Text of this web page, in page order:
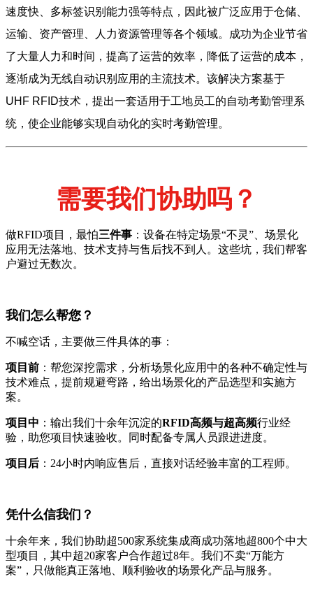
速度快、多标签识别能力强等特点，因此被广泛应用于仓储、
运输、资产管理、人力资源管理等各个领域。成功为企业节省
了大量人力和时间，提高了运营的效率，降低了运营的成本，
逐渐成为无线自动识别应用的主流技术。该解决方案基于
UHF RFID技术，提出一套适用于工地员工的自动考勤管理系
统，使企业能够实现自动化的实时考勤管理。
需要我们协助吗？
做RFID项目，最怕三件事 ：设备在特定场景“不灵”、场景化
应用无法落地、技术支持与售后找不到人。这些坑，我们帮客
户避过无数次。
我们怎么帮您？
不喊空话，主要做三件具体的事：
项目前 ：帮您深挖需求，分析场景化应用中的各种不确定性与
技术难点，提前规避弯路，给出场景化的产品选型和实施方
案。
项目中 ：输出我们十余年沉淀的RFID高频与超高频行业经
验，助您项目快速验收。同时配备专属人员跟进进度。
项目后 ：24小时内响应售后，直接对话经验丰富的工程师。
凭什么信我们？
十余年来，我们协助超500家系统集成商成功落地超800个中大
型项目，其中超20家客户合作超过8年。我们不卖“万能方
案”，只做能真正落地、顺利验收的场景化产品与服务。